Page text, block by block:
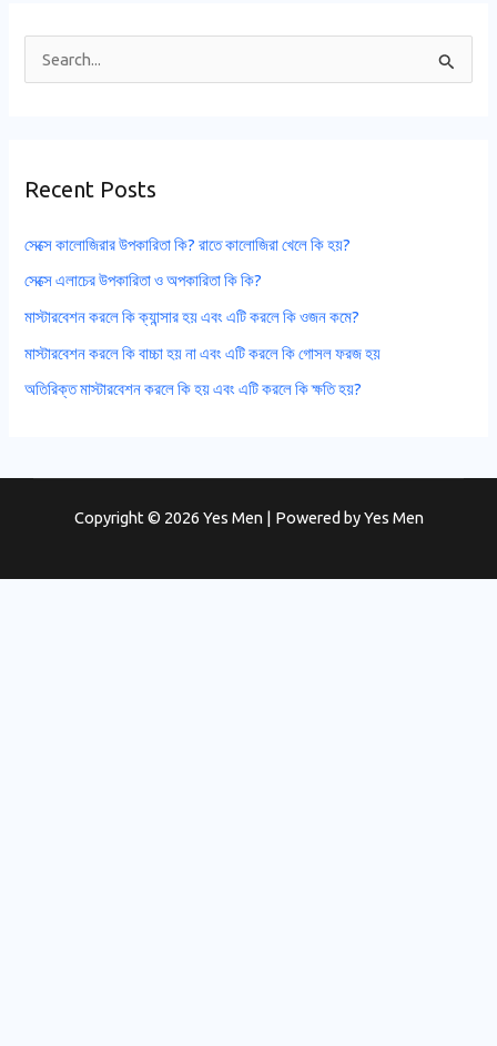
c
o
r
:
Recent Posts
সেক্সে কালোজিরার উপকারিতা কি? রাতে কালোজিরা খেলে কি হয়?
সেক্সে এলাচের উপকারিতা ও অপকারিতা কি কি?
মাস্টারবেশন করলে কি ক্যান্সার হয় এবং এটি করলে কি ওজন কমে?
মাস্টারবেশন করলে কি বাচ্চা হয় না এবং এটি করলে কি গোসল ফরজ হয়
অতিরিক্ত মাস্টারবেশন করলে কি হয় এবং এটি করলে কি ক্ষতি হয়?
Copyright © 2026 Yes Men | Powered byYes Men